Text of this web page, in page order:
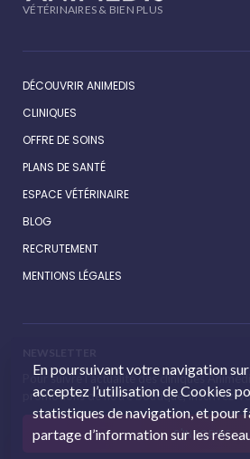
VÉTÉRINAIRES & BIEN PLUS
DÉCOUVRIR ANIMEDIS
CLINIQUES
OFFRE DE SOINS
PLANS DE SANTÉ
ESPACE VÉTÉRINAIRE
BLOG
RECRUTEMENT
MENTIONS LÉGALES
Pour suivre l’actualité des cliniques
promotions de notre boutique, inscrivez-
S'INSCRIRE
En poursuivant votre navigation
acceptez l’utilisation de Cookies
statistiques de navigation, et pour
partage d’information sur les